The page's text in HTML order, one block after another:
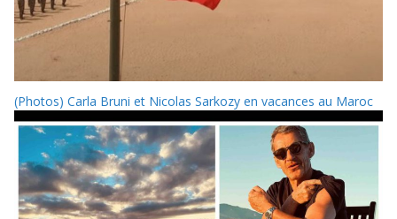
(Photos) Carla Bruni et Nicolas Sarkozy en vacances au Maroc